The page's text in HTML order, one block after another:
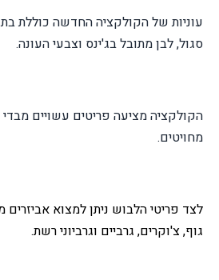
עוניות של הקולקציה החדשה כוללת
סגול, לבן מתובל בג'ינס וצבעי העונה.
הקולקציה מציעה פריטים עשויים
מחויטים.
לצד פריטי הלבוש ניתן למצוא
גוף, צ'וקרים, גרביים וגרביוני רשת.